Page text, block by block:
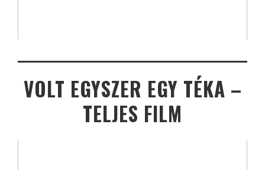
VOLT EGYSZER EGY TÉKA –
TELJES FILM